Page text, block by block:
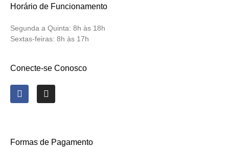
Horário de Funcionamento
Segunda a Quinta: 8h às 18h
Sextas-feiras: 8h às 17h
Conecte-se Conosco
Formas de Pagamento